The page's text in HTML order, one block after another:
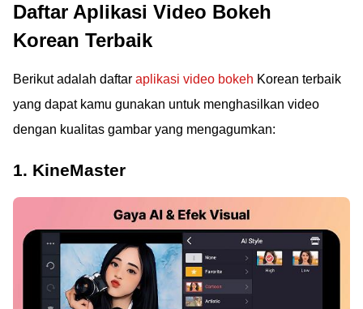
Daftar Aplikasi Video Bokeh
Korean Terbaik
Berikut adalah daftar aplikasi video bokeh Korean terbaik
yang dapat kamu gunakan untuk menghasilkan video
dengan kualitas gambar yang mengagumkan:
1. KineMaster